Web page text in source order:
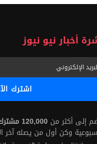
أخبار نيو نيوز
إلى أكثر من 120,000 مشترك
وكن أول من يصله آخر